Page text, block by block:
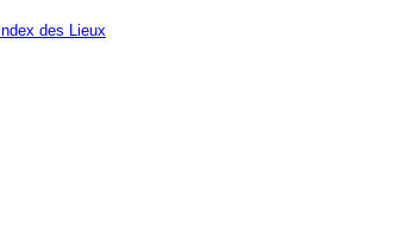
Index des Lieux